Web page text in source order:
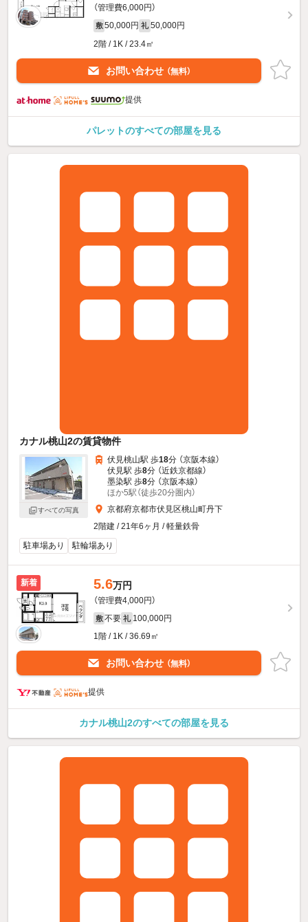
（管理費6,000円）
敷 50,000円 礼 50,000円
2階 / 1K / 23.4㎡
お問い合わせ （無料）
提供
パレットのすべての部屋を見る
カナル桃山2の賃貸物件
すべての写真
伏見桃山駅 歩18分 （京阪本線）
伏見駅 歩8分 （近鉄京都線）
墨染駅 歩8分 （京阪本線）
ほか5駅（徒歩20分圏内）
京都府京都市伏見区桃山町丹下
2階建 / 21年6ヶ月 / 軽量鉄骨
駐車場あり
駐輪場あり
新着 5.6万円
（管理費4,000円）
敷 不要 礼 100,000円
1階 / 1K / 36.69㎡
お問い合わせ （無料）
提供
カナル桃山2のすべての部屋を見る